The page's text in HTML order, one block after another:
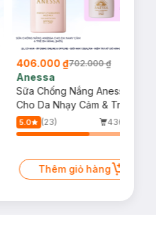
406.000 ₫702.000 ₫
Anessa
Sữa Chống Nắng Anessa
Cho Da Nhạy Cảm & Trẻ Em
60ml (Mới)
5.0 (23)
436/tháng
Thêm giỏ hàng